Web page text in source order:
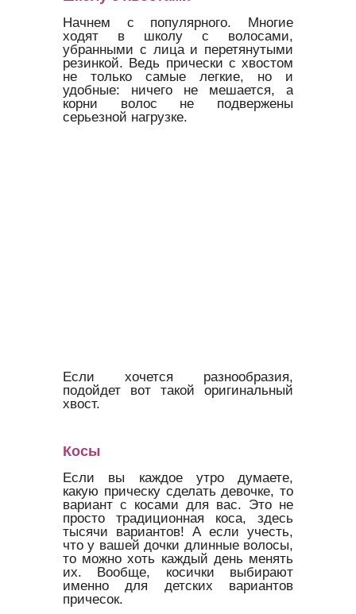
Начнем с популярного. Многие
ходят в школу с волосами,
убранными с лица и перетянутыми
резинкой. Ведь прически с хвостом
не только самые легкие, но и
удобные: ничего не мешается, а
корни волос не подвержены
серьезной нагрузке.
Если хочется разнообразия,
подойдет вот такой оригинальный
хвост.
Косы
Если вы каждое утро думаете,
какую прическу сделать девочке, то
вариант с косами для вас. Это не
просто традиционная коса, здесь
тысячи вариантов! А если учесть,
что у вашей дочки длинные волосы,
то можно хоть каждый день менять
их. Вообще, косички выбирают
именно для детских вариантов
причесок.